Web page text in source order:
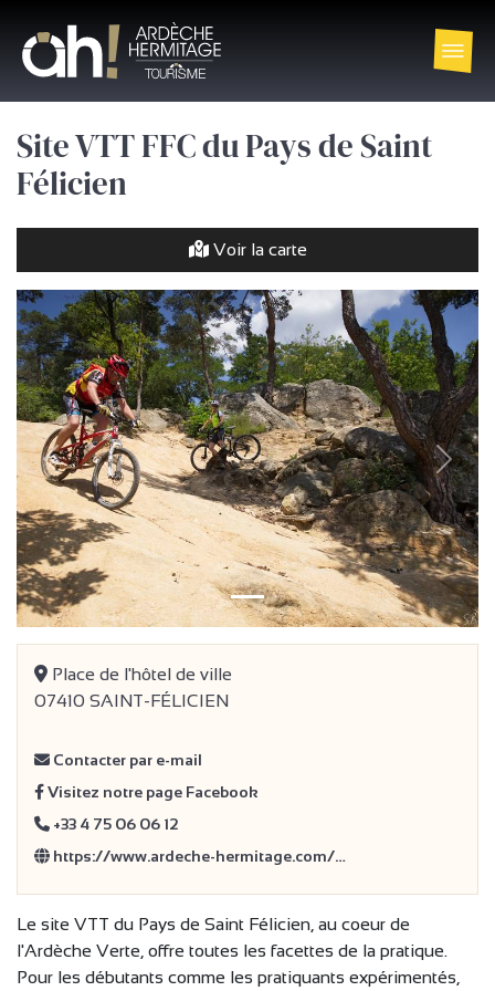
Site VTT FFC du Pays de Saint
Félicien
Voir la carte
précédent
Place de l'hôtel de ville
07410 SAINT-FÉLICIEN
Contacter par e-mail
Visitez notre page Facebook
+33 4 75 06 06 12
https://www.ardeche-hermitage.com/…
Le site VTT du Pays de Saint Félicien, au coeur de
l'Ardèche Verte, offre toutes les facettes de la pratique.
Pour les débutants comme les pratiquants expérimentés,